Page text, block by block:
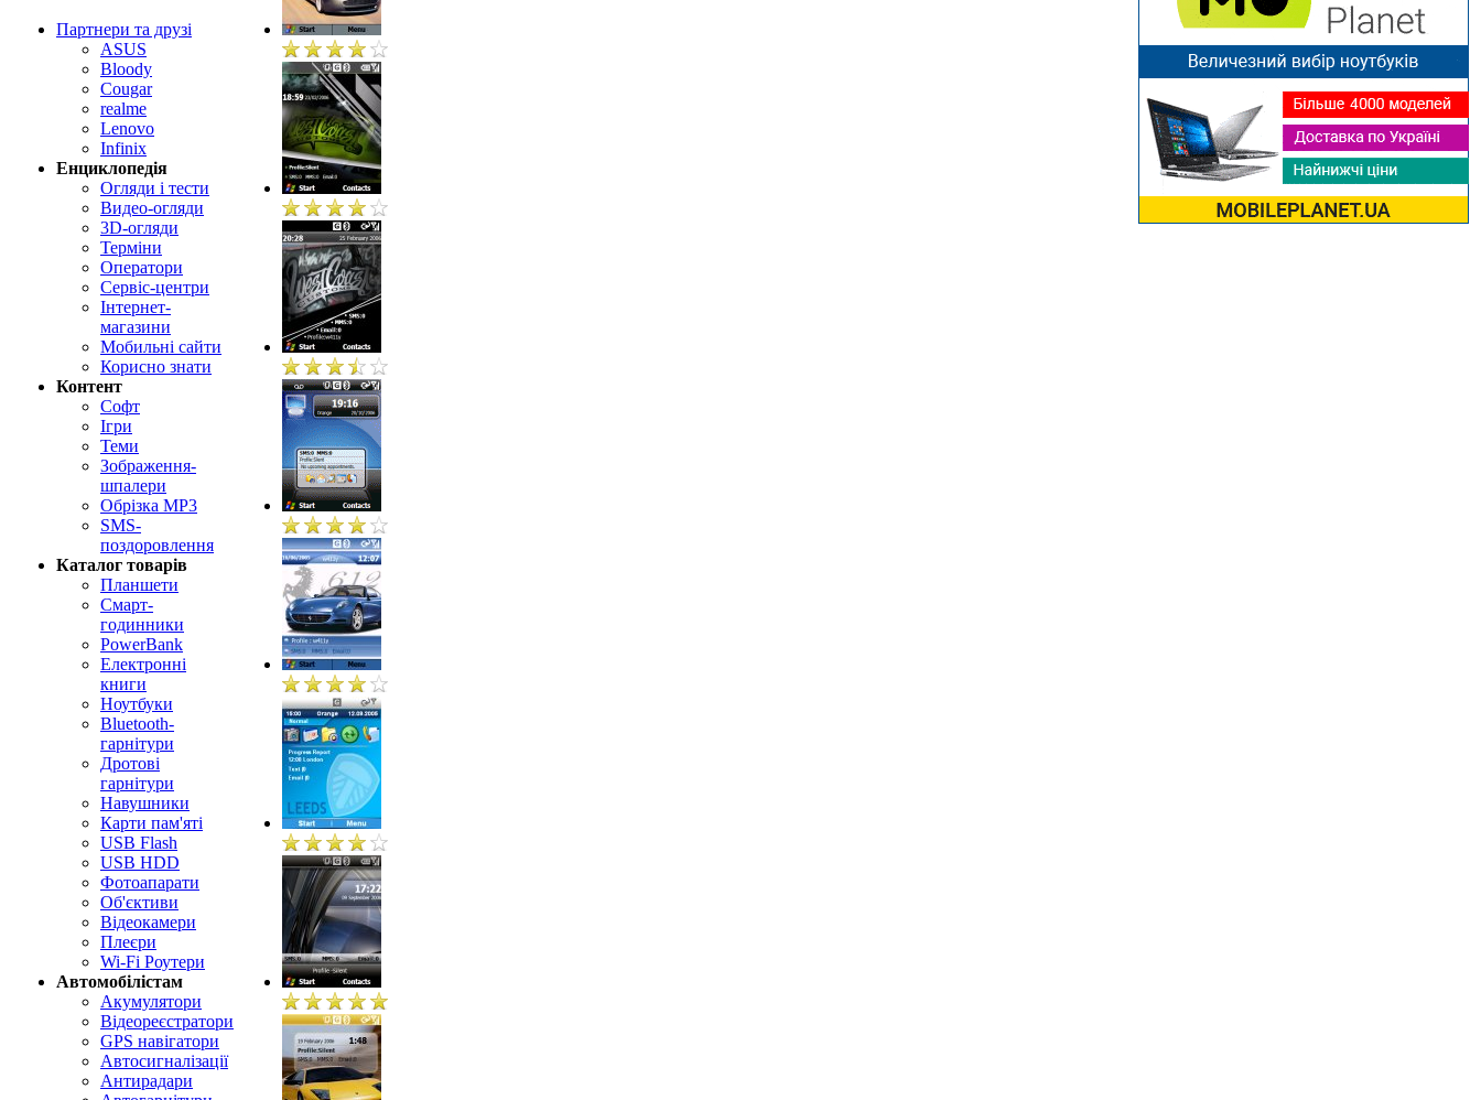
Партнери та друзі
ASUS
Bloody
Cougar
realme
Lenovo
Infinix
Енциклопедія
Огляди і тести
Видео-огляди
3D-огляди
Терміни
Оператори
Сервіс-центри
Інтернет-
магазини
Мобильні сайти
Корисно знати
Контент
Софт
Ігри
Теми
Зображення-
шпалери
Обрізка MP3
SMS-
поздоровлення
Каталог товарів
Планшети
Смарт-
годинники
PowerBank
Електронні
книги
Ноутбуки
Bluetooth-
гарнітури
Дротові
гарнітури
Навушники
Карти пам'яті
USB Flash
USB HDD
Фотоапарати
Об'єктиви
Відеокамери
Плеєри
Wi-Fi Роутери
Автомобілістам
Акумулятори
Відеореєстратори
GPS навігатори
Автосигналізації
Антирадари